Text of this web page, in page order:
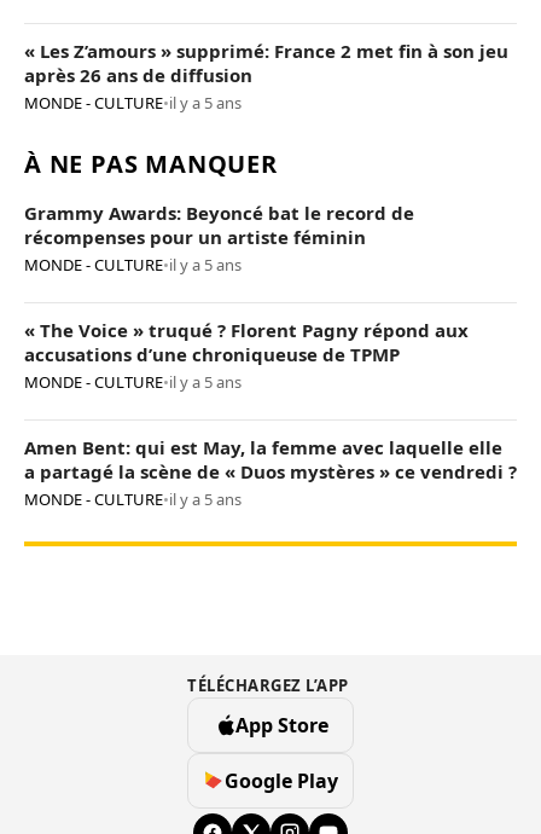
« Les Z’amours » supprimé: France 2 met fin à son jeu
après 26 ans de diffusion
MONDE - CULTURE•il y a 5 ans
À NE PAS MANQUER
Grammy Awards: Beyoncé bat le record de
récompenses pour un artiste féminin
MONDE - CULTURE•il y a 5 ans
« The Voice » truqué ? Florent Pagny répond aux
accusations d’une chroniqueuse de TPMP
MONDE - CULTURE•il y a 5 ans
Amen Bent: qui est May, la femme avec laquelle elle
a partagé la scène de « Duos mystères » ce vendredi ?
MONDE - CULTURE•il y a 5 ans
TÉLÉCHARGEZ L’APP
App Store
Google Play